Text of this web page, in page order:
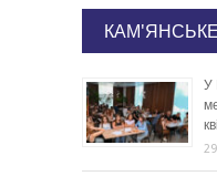
КАМ'ЯНСЬКЕ
У